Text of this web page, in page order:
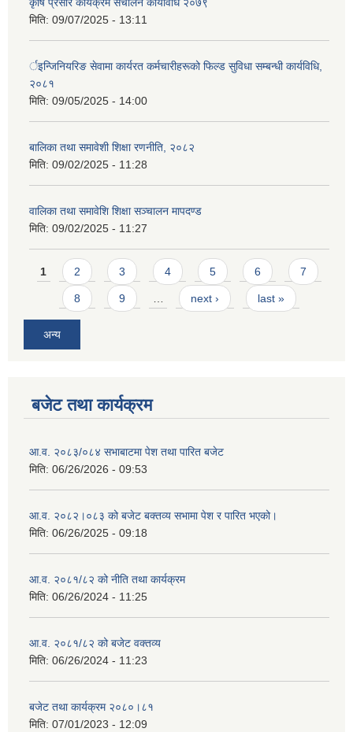
कृषि प्रसार कार्यक्रम संचालन कार्यविधि २०७९
मिति: 09/07/2025 - 13:11
र्इन्जिनियरिङ सेवामा कार्यरत कर्मचारीहरूको फिल्ड सुविधा सम्बन्धी कार्यविधि,
२०८१
मिति: 09/05/2025 - 14:00
बालिका तथा समावेशी शिक्षा रणनीति, २०८२
मिति: 09/02/2025 - 11:28
वालिका तथा समावेशि शिक्षा सञ्चालन मापदण्ड
मिति: 09/02/2025 - 11:27
Pages
1 2 3 4 5 6 7
8 9 next › last »
अन्य
बजेट तथा कार्यक्रम
आ.व. २०८३/०८४ सभाबाटमा पेश तथा पारित बजेट
मिति: 06/26/2026 - 09:53
आ‍.व. २०८२।०८३ को बजेट बक्तव्य सभामा पेश र पारित भएको।
मिति: 06/26/2025 - 09:18
आ.व. २०८१/८२ को नीति तथा कार्यक्रम
मिति: 06/26/2024 - 11:25
आ.व. २०८१/८२ को बजेट वक्तव्य
मिति: 06/26/2024 - 11:23
बजेट तथा कार्यक्रम २०८०।८१
मिति: 07/01/2023 - 12:09